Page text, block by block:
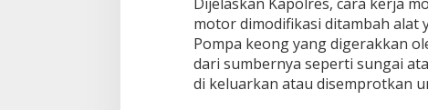
motor dimodifikasi ditambah alat
Pompa keong yang digerakkan
dari sumbernya seperti sungai
di keluarkan atau disemprotkan